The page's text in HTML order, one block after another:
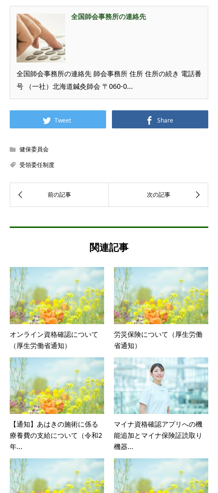
全国師会事務所の連絡先
全国師会事務所の連絡先 師会事務所 住所 住所の続き 電話番
号 （一社）北海道鍼灸師会 〒060-0...
Tweet Share
健保委員会
受領委任制度
関連記事
オンライン資格確認について
（厚生労働省通知）
労災保険について（厚生労働
省通知）
【通知】あはきの施術に係る
療養費の支給について（令和2
年...
マイナ資格確認アプリへの機
能追加とマイナ保険証読取り
機器...